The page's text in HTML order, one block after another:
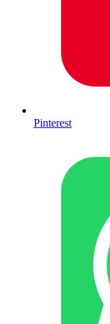
Pinterest